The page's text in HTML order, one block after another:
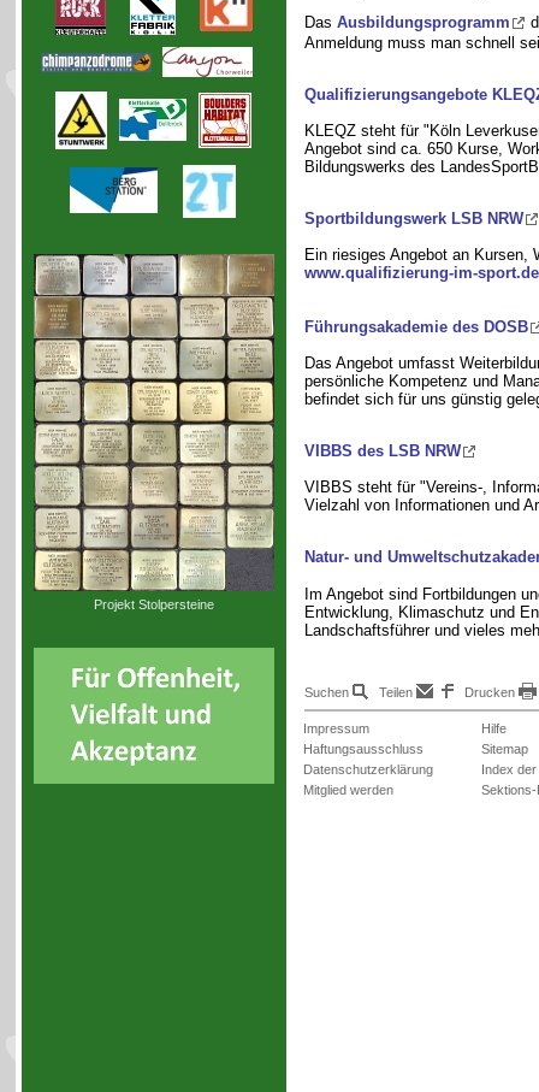
Projekt Stolpersteine
Das Ausbildungsprogramm
Anmeldung muss man schnell
Qualifizierungsangebote
KLEQZ steht für "Köln
Angebot sind ca. 650 Kurse,
Bildungswerks des
Sportbildungswerk LSB NRW
Ein riesiges Angebot an Kursen,
www.qualifizierung-im-sport.de
Führungsakademie des DOSB
Das Angebot umfasst
persönliche Kompetenz und
befindet sich für uns günstig
VIBBS des LSB NRW
VIBBS steht für "Vereins-,
Vielzahl von Informationen und
Natur- und
Im Angebot sind Fortbildungen
Entwicklung, Klimaschutz und
Landschaftsführer und vieles
Suchen Teilen Drucken
Impressum
Haftungsausschluss
Datenschutzerklärung
Mitglied werden
Hilfe
Sitemap
Index
Sektions-